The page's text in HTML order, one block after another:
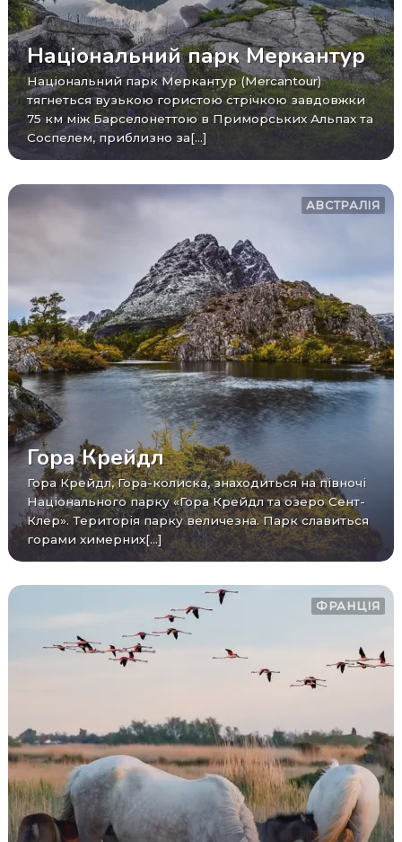
Національний парк Меркантур
Національний парк Меркантур (Mercantour)
тягнеться вузькою гористою стрічкою завдовжки
75 км між Барселонеттою в Приморських Альпах та
Соспелем, приблизно за[...]
АВСТРАЛІЯ
Гора Крейдл
Гора Крейдл, Гора-колиска, знаходиться на півночі
Національного парку «Гора Крейдл та озеро Сент-
Клер». Територія парку величезна. Парк славиться
горами химерних[...]
ФРАНЦІЯ